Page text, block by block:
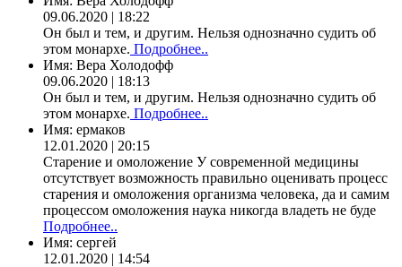
09.06.2020 | 18:22
Он был и тем, и другим. Нельзя однозначно судить об
этом монархе. Подробнее..
Имя: Вера Холодофф
09.06.2020 | 18:13
Он был и тем, и другим. Нельзя однозначно судить об
этом монархе. Подробнее..
Имя: ермаков
12.01.2020 | 20:15
Старение и омоложение У современной медицины
отсутствует возможность правильно оценивать процесс
старения и омоложения организма человека, да и самим
процессом омоложения наука никогда владеть не буде
Подробнее..
Имя: сергей
12.01.2020 | 14:54